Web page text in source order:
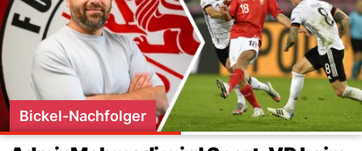
Bickel-Nachfolger